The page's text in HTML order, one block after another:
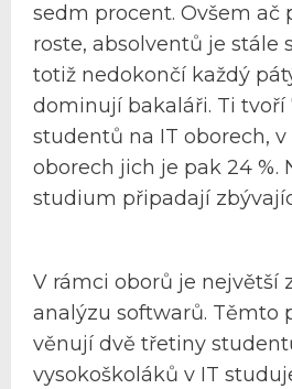
sedm procent. Ovšem ač
roste, absolventů je stále
totiž nedokončí každý
dominují bakaláři. Ti tvoří
studentů na IT oborech,
oborech jich je pak 24 %.
studium připadají
V rámci oborů je největší
analýzu softwarů. Těmto
věnují dvě třetiny
vysokoškoláků v IT